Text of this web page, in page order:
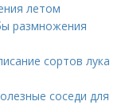
летом
размножения
сортов лука
соседи для